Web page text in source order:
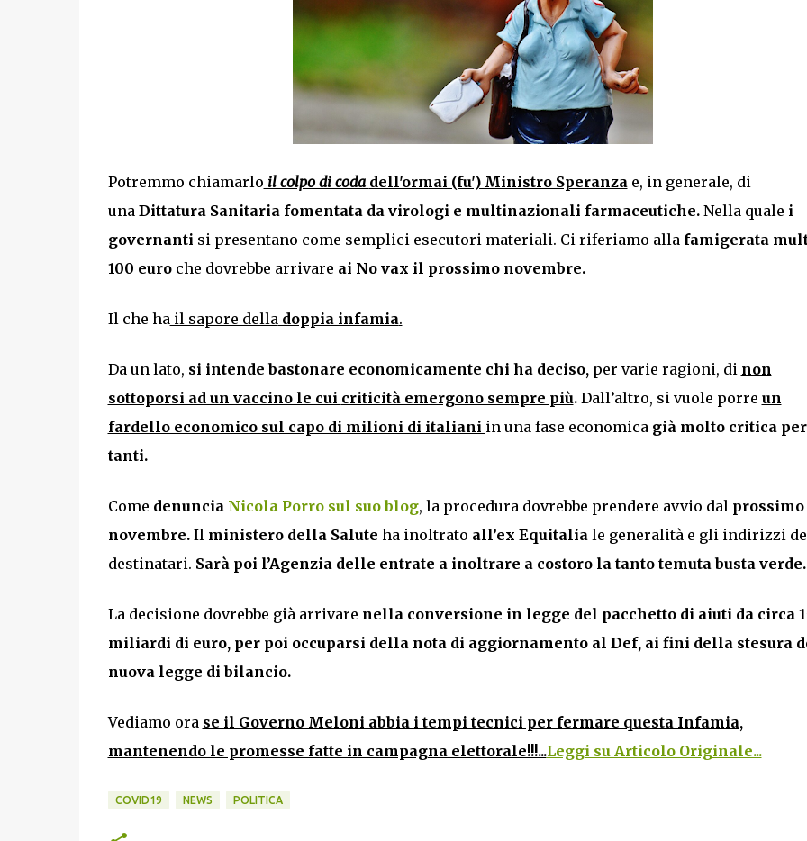
Potremmo chiamarlo il colpo di coda dell'ormai (fu') Ministro Speranzae, in generale, di
una Dittatura Sanitaria fomentata da virologi e multinazionali farmaceutiche.Nella quale i
governanti si presentano come semplici esecutori materiali. Ci riferiamo alla famigerata
100 euroche dovrebbe arrivare ai No vax il prossimo novembre.
Il che hail sapore delladoppia infamia.
Da un lato, si intende bastonare economicamente chi ha deciso,per varie ragioni, di non
sottoporsi ad un vaccino le cui criticità emergono sempre più. Dall’altro, si vuole porre un
fardello economico sul capo di milioni di italiani in una fase economica già molto critica per
tanti.
Come denuncia Nicola Porro sul suo blog, la procedura dovrebbe prendere avvio dal prossimo
novembre.Il ministero della Salute ha inoltrato all’ex Equitaliale generalità e gli indirizzi
destinatari. Sarà poi l’Agenzia delle entrate a inoltrare a costoro la tanto temuta busta verde.
La decisione dovrebbe già arrivare nella conversione in legge del pacchetto di aiuti da circa
miliardi di euro, per poi occuparsi della nota di aggiornamento al Def,ai fini della stesura
nuova legge di bilancio.
Vediamo ora se il Governo Meloni abbia i tempi tecnici per fermare questa Infamia,
mantenendo le promesse fatte in campagna elettorale!!!...Leggi su Articolo Originale...
COVID19 NEWS POLITICA